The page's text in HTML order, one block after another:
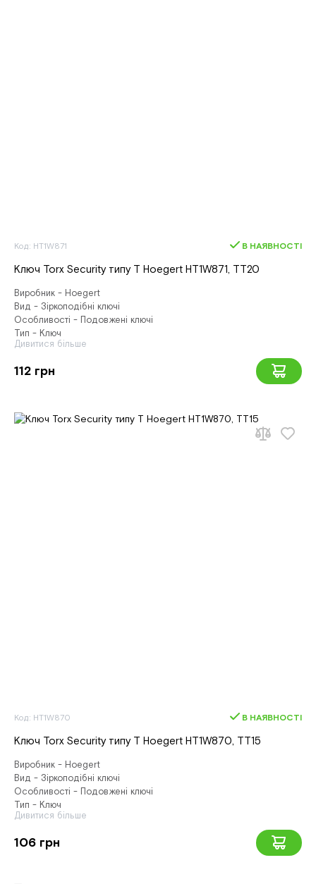
Код: HT1W871 В НАЯВНОСТІ
Ключ Torx Security типу T Hoegert HT1W871, ТТ20
Виробник - Hoegert
Вид - Зіркоподібні ключі
Особливості - Подовжені ключі
Тип - Ключ
Дивитися більше
112 грн
Код: HT1W870 В НАЯВНОСТІ
Ключ Torx Security типу T Hoegert HT1W870, ТТ15
Виробник - Hoegert
Вид - Зіркоподібні ключі
Особливості - Подовжені ключі
Тип - Ключ
Дивитися більше
106 грн